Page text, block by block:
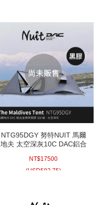
NTG95DGY 努特NUIT 馬爾
地夫 太空深灰10C DAC鋁合
技遮光膠 耐水壓3000mm 鋁
合金帳篷 露營帳篷 家庭帳篷
NT$17500
(USD582.75)